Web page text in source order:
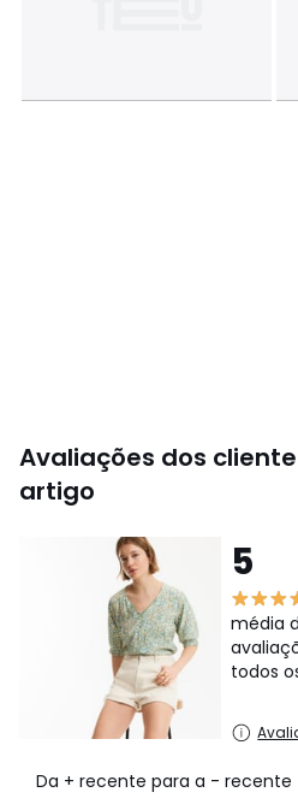
Avaliações dos
artigo
5
média
todos
Da + recente para a - recente